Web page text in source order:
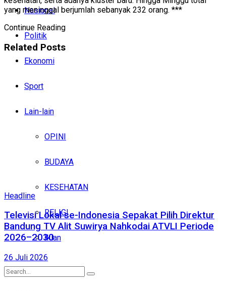
Nasional
Politik
Ekonomi
Sport
Lain-lain
OPINI
BUDAYA
KESEHATAN
RELIGI
Iklan
yang meninggal berjumlah sebanyak 232 orang. ***
Continue Reading
Related Posts
Headline
Televisi Lokal se-Indonesia Sepakat Pilih Direktur
Bandung TV Alit Suwirya Nahkodai ATVLI Periode
2026–2030
26 Juli 2026